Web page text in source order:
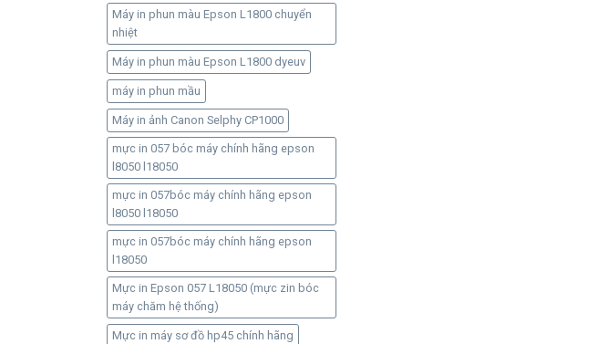
Máy in phun màu Epson L1800 chuyển
nhiệt
Máy in phun màu Epson L1800 dyeuv
máy in phun mầu
Máy in ảnh Canon Selphy CP1000
mực in 057 bóc máy chính hãng epson
l8050 l18050
mực in 057bóc máy chính hãng epson
l8050 l18050
mực in 057bóc máy chính hãng epson
l18050
Mực in Epson 057 L18050 (mực zin bóc
máy chăm hệ thống)
Mực in máy sơ đồ hp45 chính hãng